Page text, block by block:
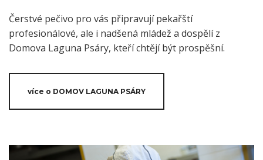
Čerstvé pečivo pro vás připravují pekařští
profesionálové, ale i nadšená mládež a dospělí z
Domova Laguna Psáry, kteří chtějí být prospěšní.
více o DOMOV LAGUNA PSÁRY